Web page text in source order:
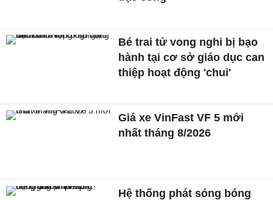
Bé trai tử vong nghi bị bạo
hành tại cơ sở giáo dục can
thiệp hoạt động 'chui'
Giá xe VinFast VF 5 mới
nhất tháng 8/2026
Hệ thống phát sóng bóng